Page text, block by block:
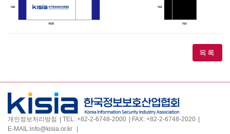
목록
개인정보처리방침 TEL: +82-2-6748-2000 FAX: +82-2-6748-2020
E-MAIL:info@kisia.or.kr